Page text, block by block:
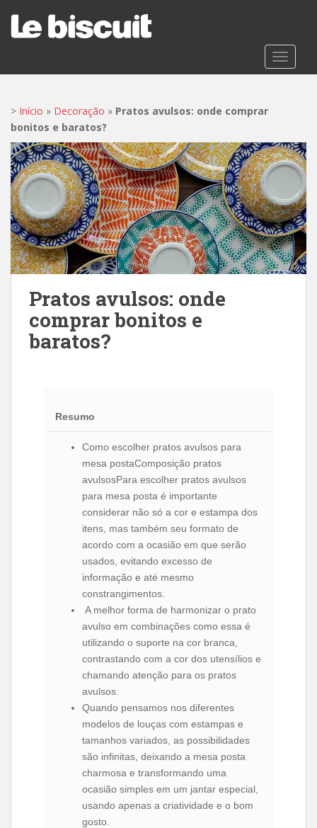
t
> Início » Decoração » Pratos avulsos: onde comprar
bonitos e baratos?
Pratos avulsos: onde
comprar bonitos e
baratos?
Resumo
Como escolher pratos avulsos para
mesa postaComposição pratos
avulsosPara escolher pratos avulsos
para mesa posta é importante
considerar não só a cor e estampa dos
itens, mas também seu formato de
acordo com a ocasião em que serão
usados, evitando excesso de
informação e até mesmo
constrangimentos.
A melhor forma de harmonizar o prato
avulso em combinações como essa é
utilizando o suporte na cor branca,
contrastando com a cor dos utensílios e
chamando atenção para os pratos
avulsos.
Quando pensamos nos diferentes
modelos de louças com estampas e
tamanhos variados, as possibilidades
são infinitas, deixando a mesa posta
charmosa e transformando uma
ocasião simples em um jantar especial,
usando apenas a criatividade e o bom
gosto.